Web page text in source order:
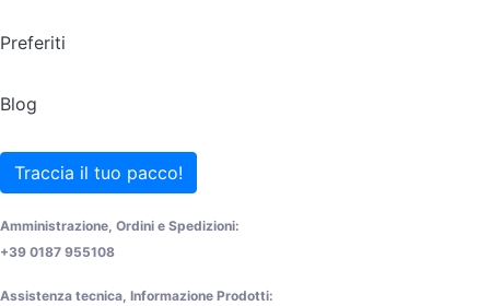
Preferiti
Blog
Traccia il tuo pacco!
Amministrazione, Ordini e Spedizioni:
+39 0187 955108
Assistenza tecnica, Informazione Prodotti: